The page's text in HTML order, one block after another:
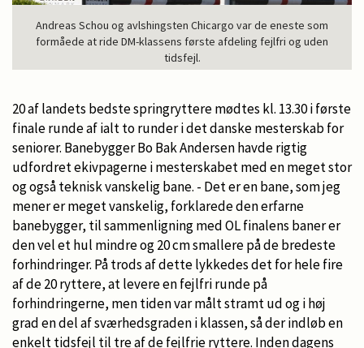
Andreas Schou og avlshingsten Chicargo var de eneste som
formåede at ride DM-klassens første afdeling fejlfri og uden
tidsfejl.
20 af landets bedste springryttere mødtes kl. 13.30 i første
finale runde af ialt to runder i det danske mesterskab for
seniorer. Banebygger Bo Bak Andersen havde rigtig
udfordret ekivpagerne i mesterskabet med en meget stor
og også teknisk vanskelig bane. - Det er en bane, som jeg
mener er meget vanskelig, forklarede den erfarne
banebygger, til sammenligning med OL finalens baner er
den vel et hul mindre og 20 cm smallere på de bredeste
forhindringer. På trods af dette lykkedes det for hele fire
af de 20 ryttere, at levere en fejlfri runde på
forhindringerne, men tiden var målt stramt ud og i høj
grad en del af sværhedsgraden i klassen, så der indløb en
enkelt tidsfejl til tre af de fejlfrie ryttere. Inden dagens